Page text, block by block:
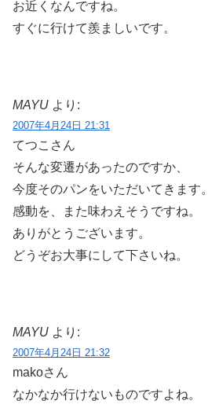
お近くなんですね。
すぐに行けて羨ましいです。
MAYU より:
2007年4月24日 21:31
てつこさん
そんな変遷があったのですか、
今度そのパンをいただいてきます。
感動を、また味わえそうですね。
ありがとうございます。
どうぞお大事にして下さいね。
MAYU より:
2007年4月24日 21:32
makoさん
なかなか行けないものですよね。